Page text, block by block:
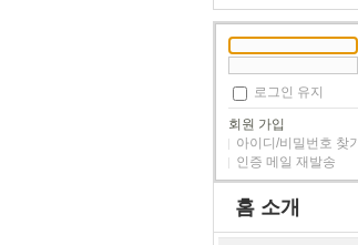
로그인 유지
회원 가입
아이디/비밀번호 찾기
인증 메일 재발송
홈 소개